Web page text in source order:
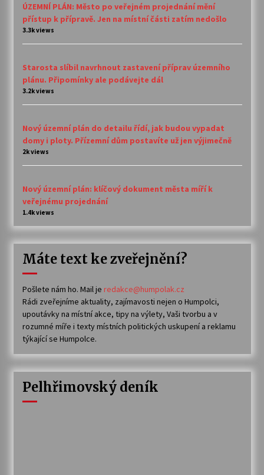
ÚZEMNÍ PLÁN: Město po veřejném projednání mění
přístup k přípravě. Jen na místní části zatím nedošlo
3.3k views
Starosta slíbil navrhnout zastavení příprav územního
plánu. Připomínky ale podávejte dál
3.2k views
Nový územní plán do detailu řídí, jak budou vypadat
domy i ploty. Přízemní dům postavíte už jen výjimečně
2k views
Nový územní plán: klíčový dokument města míří k
veřejnému projednání
1.4k views
Máte text ke zveřejnění?
Pošlete nám ho. Mail je redakce@humpolak.cz
Rádi zveřejníme aktuality, zajímavosti nejen o Humpolci,
upoutávky na místní akce, tipy na výlety, Vaši tvorbu a v
rozumné míře i texty místních politických uskupení a reklamu
týkající se Humpolce.
Pelhřimovský deník